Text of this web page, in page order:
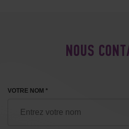
NOUS
VOTRE NOM *